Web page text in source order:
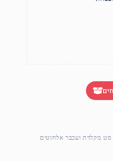
סט מקלדת ועכבר אלחוטים